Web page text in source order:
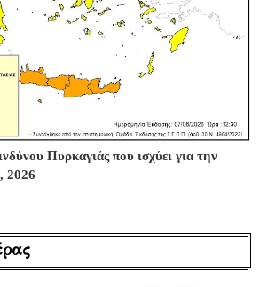
Πυρκαγιάς που ισχύει για την
2026